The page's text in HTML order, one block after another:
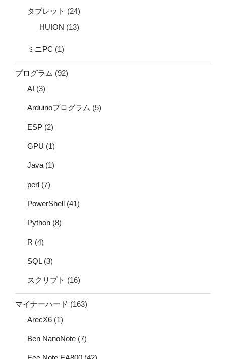
タブレット (24)
HUION (13)
ミニPC (1)
プログラム (92)
AI (3)
Arduinoプログラム (5)
ESP (2)
GPU (1)
Java (1)
perl (7)
PowerShell (41)
Python (8)
R (4)
SQL(3)
スクリプト (16)
マイナーハード (163)
ArecX6 (1)
Ben NanoNote (7)